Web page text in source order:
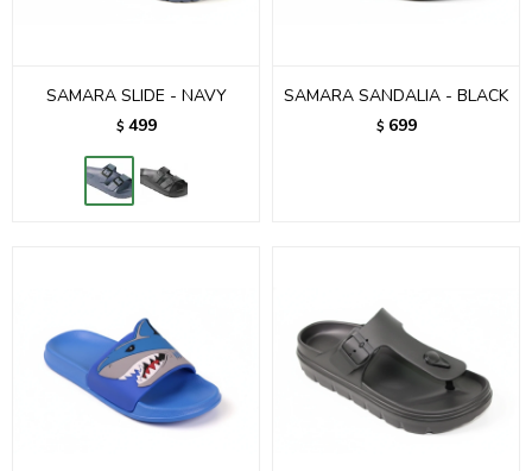
SAMARA SLIDE - NAVY
$ 499
SAMARA SANDALIA - BLACK
$ 699